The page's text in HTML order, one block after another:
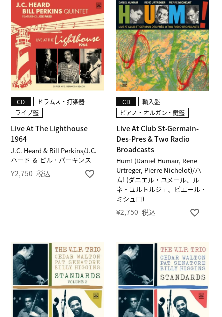
J.C. Heard & Bill Perkins/J.C.
ハード ＆ ビル・パーキンス
Live At The Lighthouse
1964
CD
ドラムス・打楽器
ライブ盤
¥2,750 税込
Hum! (Daniel Humair, Rene
Urtreger, Pierre Michelot)/ハ
ム! (ダニエル・ユメール、ル
ネ・ユルトルジェ、ピエール・
ミシュロ)
Live At Club St-Germain-
Des-Pres & Two Radio
Broadcasts
CD
輸入盤
ピアノ・オルガン・鍵盤
¥2,750 税込